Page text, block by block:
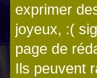
exprimer
joyeux, :(
page de
Ils peuvent